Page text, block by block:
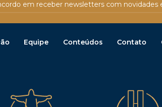
em receber newsletters com novidades
Equipe Conteúdos Contato